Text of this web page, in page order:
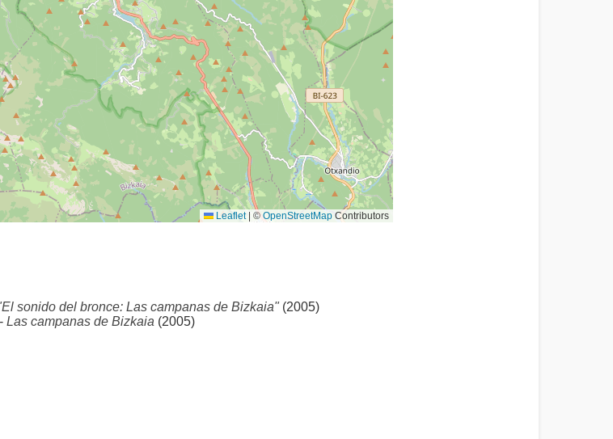
Leaflet © OpenStreetMap Contributors
sonido del bronce: Las campanas de Bizkaia"(2005)
Las campanas de Bizkaia (2005)